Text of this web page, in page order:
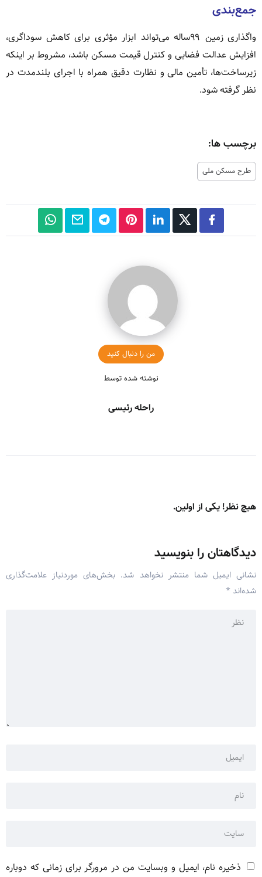
جمع‌بندی
واگذاری زمین ۹۹ساله می‌تواند ابزار مؤثری برای کاهش سوداگری،
افزایش عدالت فضایی و کنترل قیمت مسکن باشد، مشروط بر اینکه
زیرساخت‌ها، تأمین مالی و نظارت دقیق همراه با اجرای بلندمدت در
نظر گرفته شود.
برچسب ها:
طرح مسکن ملی
من را دنبال کنید
نوشته شده توسط
راحله رئیسی
هیچ نظر! یکی از اولین.
دیدگاهتان را بنویسید
نشانی ایمیل شما منتشر نخواهد شد. بخش‌های موردنیاز علامت‌گذاری
شده‌اند *
ذخیره نام، ایمیل و وبسایت من در مرورگر برای زمانی که دوباره